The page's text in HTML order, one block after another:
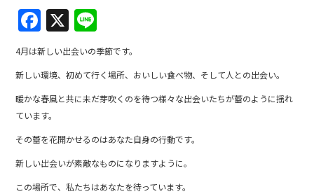
F
a
c
e
b
o
o
k
X
n
e
4月は新しい出会いの季節です。
新しい環境、初めて行く場所、おいしい食べ物、そして人との出会い。
暖かな春風と共に未だ芽吹くのを待つ様々な出会いたちが蕾のように揺れ
ています。
その蕾を花開かせるのはあなた自身の行動です。
新しい出会いが素敵なものになりますように。
この場所で、私たちはあなたを待っています。